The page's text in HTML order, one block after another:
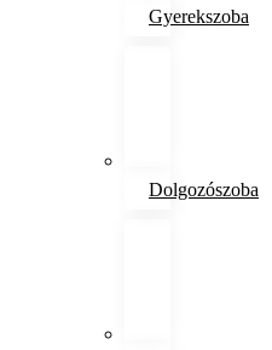
Gyerekszoba
Dolgozószoba